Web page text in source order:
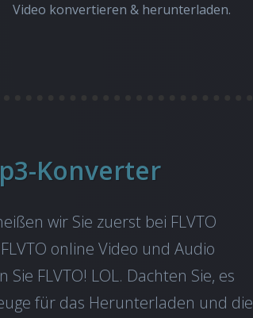
Video konvertieren & herunterladen.
Konverter
wir Sie zuerst bei FLVTO
online Video und Audio
FLVTO! LOL. Dachten Sie, es
für das Herunterladen und die